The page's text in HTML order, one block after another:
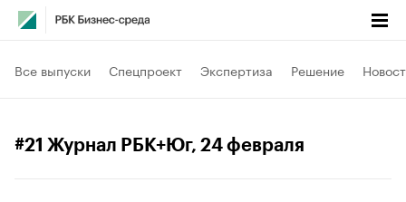
Все выпуски Спецпроект Экспертиза Решение
#21 Журнал РБК+Юг, 24 февраля